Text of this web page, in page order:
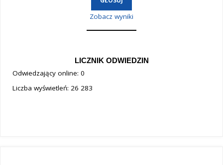
Zobacz wyniki
LICZNIK ODWIEDZIN
Odwiedzający online: 0
Liczba wyświetleń: 26 283